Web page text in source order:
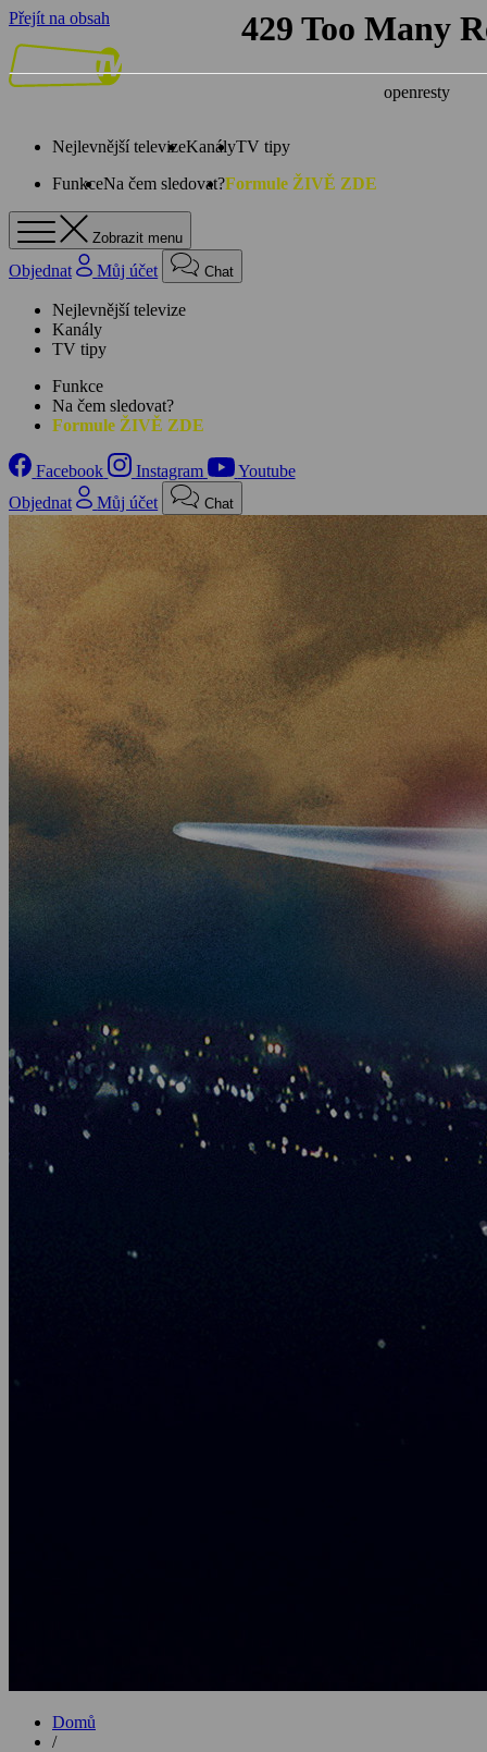
Přejít na obsah
Nejlevnější televizeKanályTV tipy
FunkceNa čem sledovat?Formule ŽIVĚ ZDE
Zobrazit menu
Objednat Můj účet Chat
Nejlevnější televize
Kanály
TV tipy
Funkce
Na čem sledovat?
Formule ŽIVĚ ZDE
Facebook Instagram
Youtube
Objednat
Můj účet Chat
Domů
/